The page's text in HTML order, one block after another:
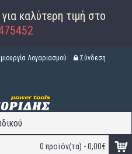
καλύτερη τιμή στο
Λογαριασμού Σύνδεση
0 προϊόν(τα) - 0,00€